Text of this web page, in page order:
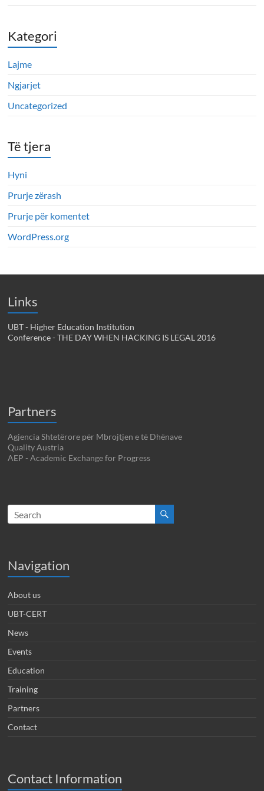
Kategori
Lajme
Ngjarjet
Uncategorized
Të tjera
Hyni
Prurje zërash
Prurje për komentet
WordPress.org
Links
UBT - Higher Education Institution
Conference - THE DAY WHEN HACKING IS LEGAL 2016
Partners
Agjencia Shtetërore për Mbrojtjen e të Dhënave
Quality Austria
AEP - Academic Exchange for Progress
Navigation
About us
UBT-CERT
News
Events
Education
Training
Partners
Contact
Contact Information